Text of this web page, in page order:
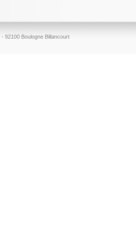
92100 Boulogne Billancourt